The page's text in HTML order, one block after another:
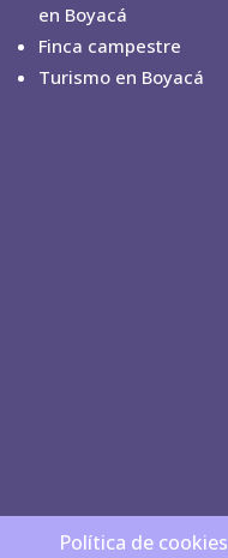
en Boyacá
Finca campestre
Turismo en Boyacá
Política de cookies